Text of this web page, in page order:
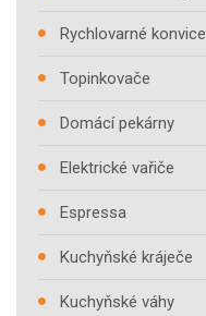
Rychlovarné konvice
Topinkovače
Domácí pekárny
Elektrické vařiče
Espressa
Kuchyňské kráječe
Kuchyňské váhy